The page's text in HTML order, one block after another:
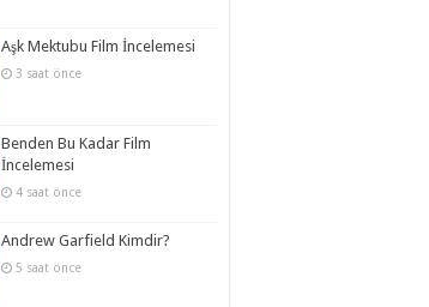
Aşk Mektubu Film İncelemesi
3 saat önce
Benden Bu Kadar Film
İncelemesi
4 saat önce
Andrew Garfield Kimdir?
5 saat önce